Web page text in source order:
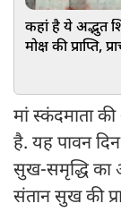
कहां है ये अद्भुत
मोक्ष की प्राप्ति,
मां स्कंदमाता
है. यह पावन
सुख-समृद्धि का
संतान सुख की